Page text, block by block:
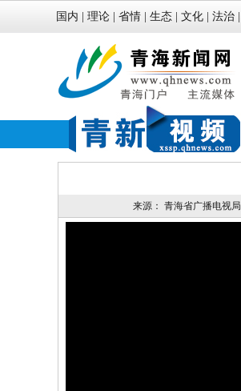
国内 理论 省情 生态 文化 法治
来源： 青海省广播电视局